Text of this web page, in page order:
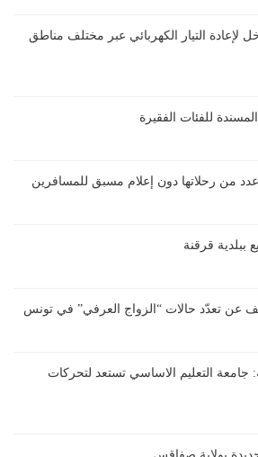
تدخل لإعادة التيار الكهربائي عبر مختلف مناطق
للفئات الفقيرة
من رحلاتها دون إعلام مسبق للمسافرين
عن تعدّد حالات “الزواج العرفي” في تونس
جامعة التعليم الاساسي تستعد لتحركات